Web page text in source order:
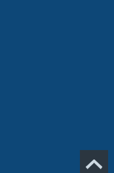
que quedarás muy satisfecho
por lo que te
animar a tu equipo
lo más barata